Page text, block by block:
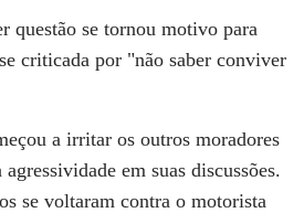
questão se tornou motivo para
criticada por "não saber conviver
a irritar os outros moradores
em suas discussões.
se voltaram contra o motorista